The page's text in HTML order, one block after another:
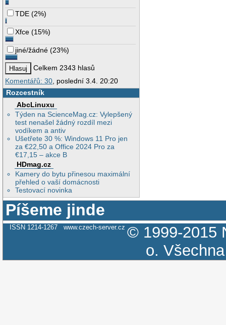
TDE (2%)
Xfce (15%)
jiné/žádné (23%)
Celkem 2343 hlasů
Komentářů: 30 , poslední 3.4. 20:20
Rozcestník
AbcLinuxu
Týden na ScienceMag.cz: Vylepšený
test nenašel žádný rozdíl mezi
vodíkem a antiv
Ušetřete 30 %: Windows 11 Pro jen
za €22,50 a Office 2024 Pro za
€17,15 – akce B
HDmag.cz
Kamery do bytu přinesou maximální
přehled o vaší domácnosti
Testovací novinka
Píšeme jinde
ISSN 1214-1267 www.czech-server.cz © 1999-2015
o.